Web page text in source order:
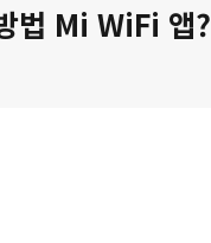
법 Mi WiFi 앱?